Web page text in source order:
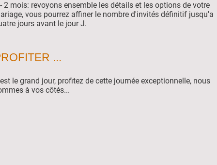
2 mois: revoyons ensemble les détails et les options de votre
vous pourrez affiner le nombre d'invités définitif jusqu'a
jours avant le jour J.
...
le grand jour, profitez de cette journée exceptionnelle, nous
à vos côtés...